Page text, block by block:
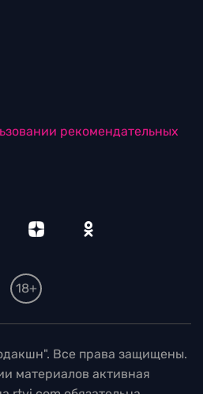
рекомендательных
18+
Все права защищены.
материалов активная